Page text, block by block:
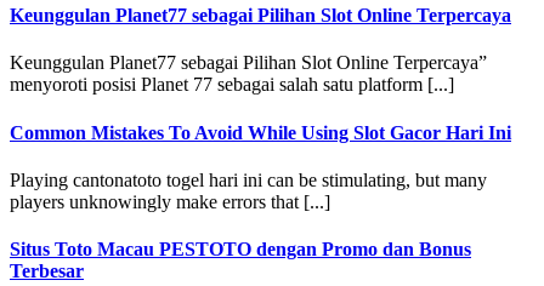
Keunggulan Planet77 sebagai Pilihan Slot Online Terpercaya
Keunggulan Planet77 sebagai Pilihan Slot Online Terpercaya”
menyoroti posisi Planet 77 sebagai salah satu platform [...]
Common Mistakes To Avoid While Using Slot Gacor Hari Ini
Playing cantonatoto togel hari ini can be stimulating, but many
players unknowingly make errors that [...]
Situs Toto Macau PESTOTO dengan Promo dan Bonus
Terbesar